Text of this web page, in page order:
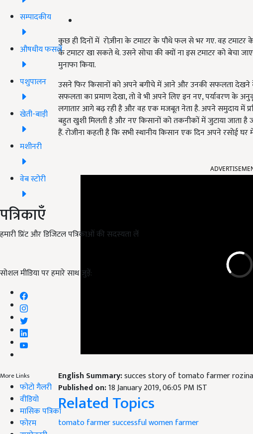
सम्पादकीय
औषधीय फसलें
पशुपालन
खेती-बाड़ी
मशीनरी
वेब स्टोरी
पत्रिकाएँ
हमारी प्रिंट और डिजिटल पत्रिकाओं की सदस्यता लें
सोशल मीडिया पर हमारे साथ जुड़ें:
More Links
फोटो गैलरी
वीडियो
मासिक पत्रिका
फोरम
कुछ ही दिनों में रोज़ीना के टमाटर के पौधे फल से भर गए. वह टमाटर
के टमाटर खा सकते थे. उसने सोचा की क्यों ना इस टमाटर को बेचा
मुनाफा किया.
उसने फिर किसानों को अपने बगीचे में आने और उनकी सफलता देखने के
सफलता का प्रमाण देखा, तो वे भी अपने लिए इन नए, पर्यावरण के
लगातार आगे बढ़ रही है और वह एक मजबूत नेता है. अपने समुदाय में
बहुत खुशी मिलती है और नए किसानों को तकनीकों में जुटाया जाता है
हैं. रोजीना कहती है कि सभी स्थानीय किसान एक दिन अपने रसोई
English Summary:succes story of tomato farmer rozina
Published on:18 January 2019, 06:05 PM IST
Related Topics
tomato farmersuccessful women farmer